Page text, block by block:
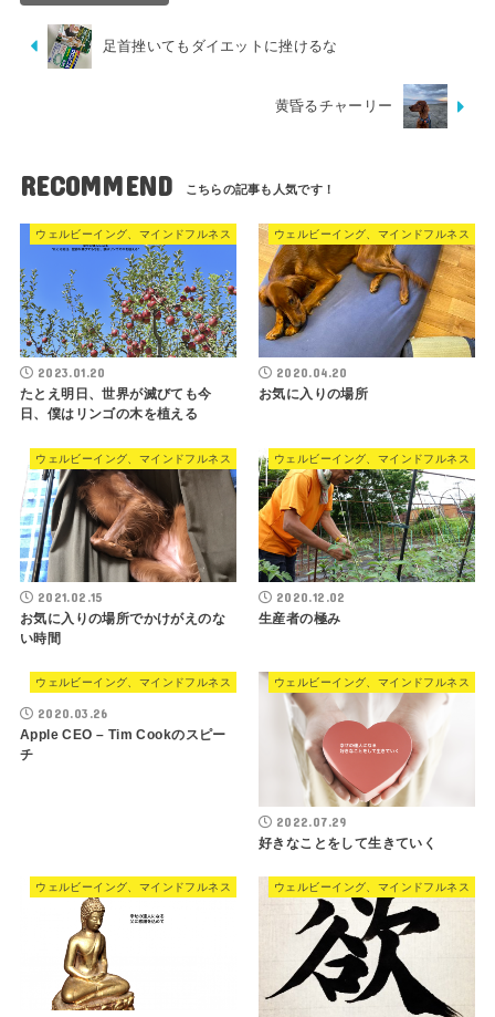
足首挫いてもダイエットに挫けるな
黄昏るチャーリー
RECOMMEND
ウェルビーイング、マインドフルネス
2023.01.20
たとえ明日、世界が滅びても今
日、僕はリンゴの木を植える
ウェルビーイング、マインドフルネス
2020.04.20
お気に入りの場所
ウェルビーイング、マインドフルネス
2021.02.15
お気に入りの場所でかけがえのな
い時間
ウェルビーイング、マインドフルネス
2020.12.02
生産者の極み
ウェルビーイング、マインドフルネス
2020.03.26
Apple CEO – Tim Cookのスピー
チ
ウェルビーイング、マインドフルネス
2022.07.29
好きなことをして生きていく
ウェルビーイング、マインドフルネス ウェルビーイング、マインドフルネス